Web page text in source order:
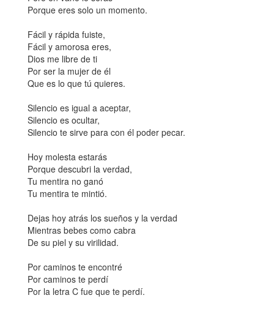
Porque eres solo un momento.
Fácil y rápida fuiste,
Fácil y amorosa eres,
Dios me libre de ti
Por ser la mujer de él
Que es lo que tú quieres.
Silencio es igual a aceptar,
Silencio es ocultar,
Silencio te sirve para con él poder pecar.
Hoy molesta estarás
Porque descubri la verdad,
Tu mentira no ganó
Tu mentira te mintió.
Dejas hoy atrás los sueños y la verdad
Mientras bebes como cabra
De su piel y su virilidad.
Por caminos te encontré
Por caminos te perdí
Por la letra C fue que te perdí.